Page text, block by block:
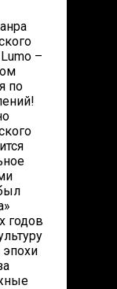
–
по
годов
эпохи